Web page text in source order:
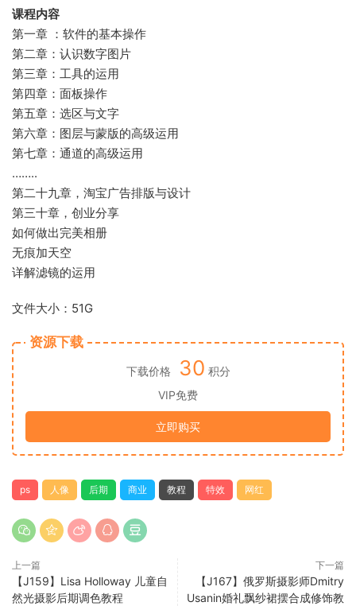
课程内容
第一章 ：软件的基本操作
第二章：认识数字图片
第三章：工具的运用
第四章：面板操作
第五章：选区与文字
第六章：图层与蒙版的高级运用
第七章：通道的高级运用
……..
第二十九章，淘宝广告排版与设计
第三十章，创业分享
如何做出完美相册
无痕加天空
详解滤镜的运用
文件大小：51G
资源下载
下载价格 30 积分
VIP免费
立即购买
ps 人像 后期 商业 教程 特效 网红
上一篇
【J159】Lisa Holloway 儿童自
然光摄影后期调色教程
下一篇
【J167】俄罗斯摄影师Dmitry
Usanin婚礼飘纱裙摆合成修饰教